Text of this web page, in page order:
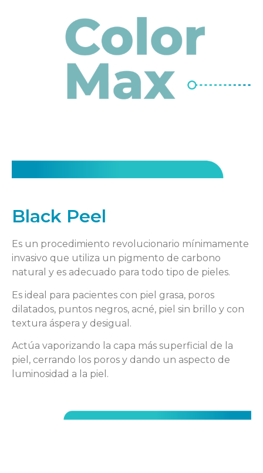
Black Peel
Es un procedimiento revolucionario mínimamente
invasivo que utiliza un pigmento de carbono
natural y es adecuado para todo tipo de pieles.
Es ideal para pacientes con piel grasa, poros
dilatados, puntos negros, acné, piel sin brillo y con
textura áspera y desigual.
Actúa vaporizando la capa más superficial de la
piel, cerrando los poros y dando un aspecto de
luminosidad a la piel.